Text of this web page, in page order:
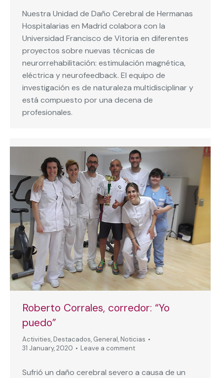
Nuestra Unidad de Daño Cerebral de Hermanas
Hospitalarias en Madrid colabora con la
Universidad Francisco de Vitoria en diferentes
proyectos sobre nuevas técnicas de
neurorrehabilitación: estimulación magnética,
eléctrica y neurofeedback. El equipo de
investigación es de naturaleza multidisciplinar y
está compuesto por una decena de
profesionales.
Roberto Corrales, corredor: “Yo
puedo”
Activities, Destacados, General, Noticias
31 January, 2020
Leave a comment
Sufrió un daño cerebral severo a causa de un